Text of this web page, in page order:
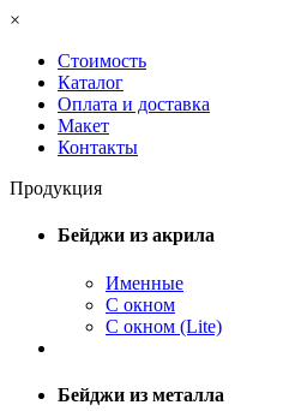
×
Стоимость
Каталог
Оплата и доставка
Макет
Контакты
Продукция
Бейджи из акрила
Именные
С окном
С окном (Lite)
Бейджи из металла